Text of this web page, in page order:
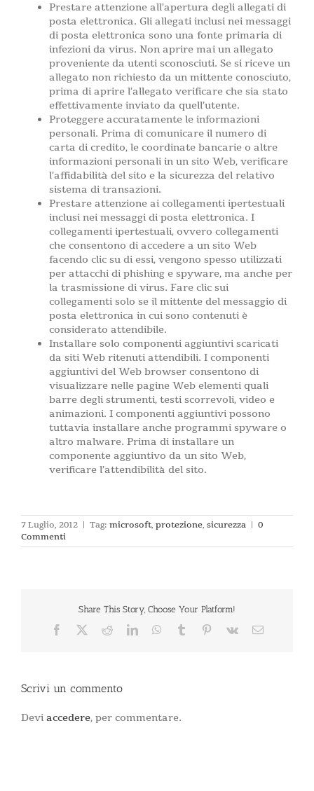
Prestare attenzione all’apertura degli allegati di
posta elettronica. Gli allegati inclusi nei messaggi
di posta elettronica sono una fonte primaria di
infezioni da virus. Non aprire mai un allegato
proveniente da utenti sconosciuti. Se si riceve un
allegato non richiesto da un mittente conosciuto,
prima di aprire l’allegato verificare che sia stato
effettivamente inviato da quell’utente.
Proteggere accuratamente le informazioni
personali. Prima di comunicare il numero di
carta di credito, le coordinate bancarie o altre
informazioni personali in un sito Web, verificare
l’affidabilità del sito e la sicurezza del relativo
sistema di transazioni.
Prestare attenzione ai collegamenti ipertestuali
inclusi nei messaggi di posta elettronica. I
collegamenti ipertestuali, ovvero collegamenti
che consentono di accedere a un sito Web
facendo clic su di essi, vengono spesso utilizzati
per attacchi di phishing e spyware, ma anche per
la trasmissione di virus. Fare clic sui
collegamenti solo se il mittente del messaggio di
posta elettronica in cui sono contenuti è
considerato attendibile.
Installare solo componenti aggiuntivi scaricati
da siti Web ritenuti attendibili. I componenti
aggiuntivi del Web browser consentono di
visualizzare nelle pagine Web elementi quali
barre degli strumenti, testi scorrevoli, video e
animazioni. I componenti aggiuntivi possono
tuttavia installare anche programmi spyware o
altro malware. Prima di installare un
componente aggiuntivo da un sito Web,
verificare l’attendibilità del sito.
7 Luglio, 2012 | Tag: microsoft, protezione, sicurezza | 0
Commenti
Share This Story, Choose Your Platform!
Facebook RedditLinkedInWhatsApp
Tumblr Pinterest
Vk Email
Scrivi un commento
Devi accedere, per commentare.